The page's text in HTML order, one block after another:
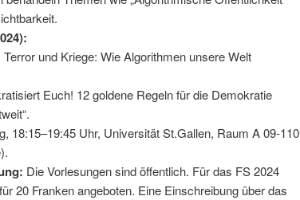
Terror und Kriege: Wie Algorithmen unsere Welt
Euch! 12 goldene Regeln für die Demokratie
18:15–19:45 Uhr, Universität St.Gallen, Raum A 09-110
Die Vorlesungen sind öffentlich. Für das FS 2024
20 Franken angeboten. Eine Einschreibung über das